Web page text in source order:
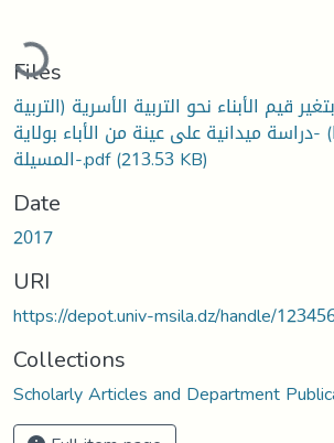
Files
قيم الأبناء نحو التربية الأسرية (التربية
-دراسة ميدانية على عينة من الأباء بولاية
المسيلة-.pdf(213.53 KB)
Date
2017
URI
https://depot.univ-msila.dz/handle/
Collections
Scholarly Articles and Department